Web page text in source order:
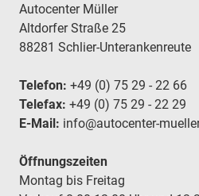
Autocenter Müller
Altdorfer Straße 25
88281 Schlier-Unterankenreute
Telefon: +49 (0) 75 29 - 22 66
Telefax: +49 (0) 75 29 - 22 29
E-Mail: info@autocenter-
Öffnungszeiten
Montag bis Freitag